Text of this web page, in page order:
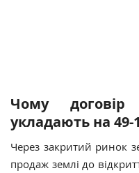
Чому договір
укладають на 49-
Через закритий ринок
продаж землі до